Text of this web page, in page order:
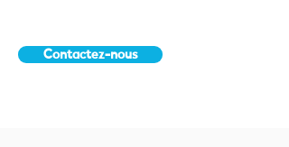
Contactez-nous